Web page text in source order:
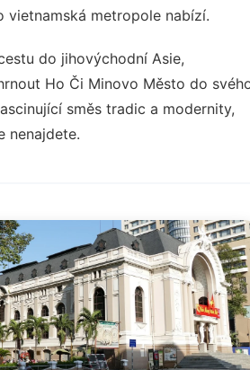
vietnamská metropole nabízí.
do jihovýchodní Asie,
Ho Či Minovo Město do
směs tradic a modernity,
nenajdete.